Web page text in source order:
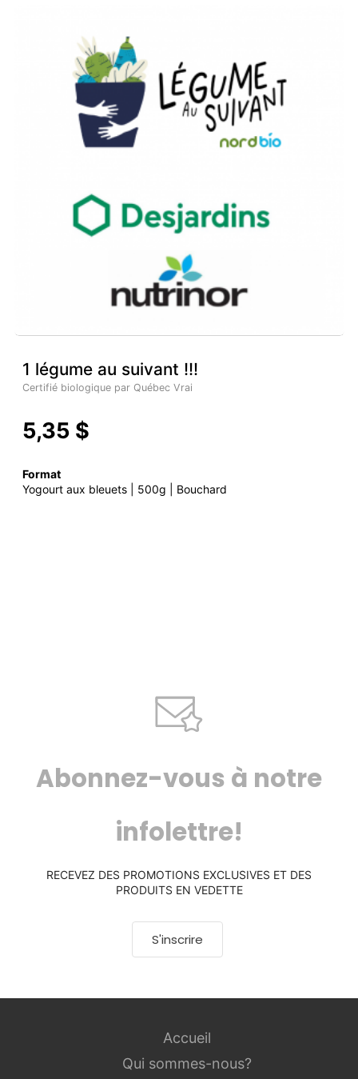
1 légume au suivant !!!
Certifié biologique par Québec Vrai
5,35 $
Format
Yogourt aux bleuets | 500g | Bouchard
Abonnez-vous à notre
infolettre!
RECEVEZ DES PROMOTIONS EXCLUSIVES ET DES
PRODUITS EN VEDETTE
S'inscrire
Accueil
Qui sommes-nous?